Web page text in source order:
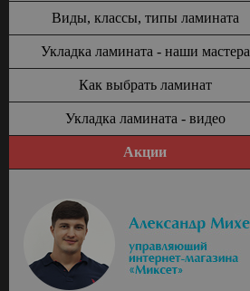
Виды, классы, типы ламината
Укладка ламината - наши мастера
Как выбрать ламинат
Укладка ламината - видео
Акции